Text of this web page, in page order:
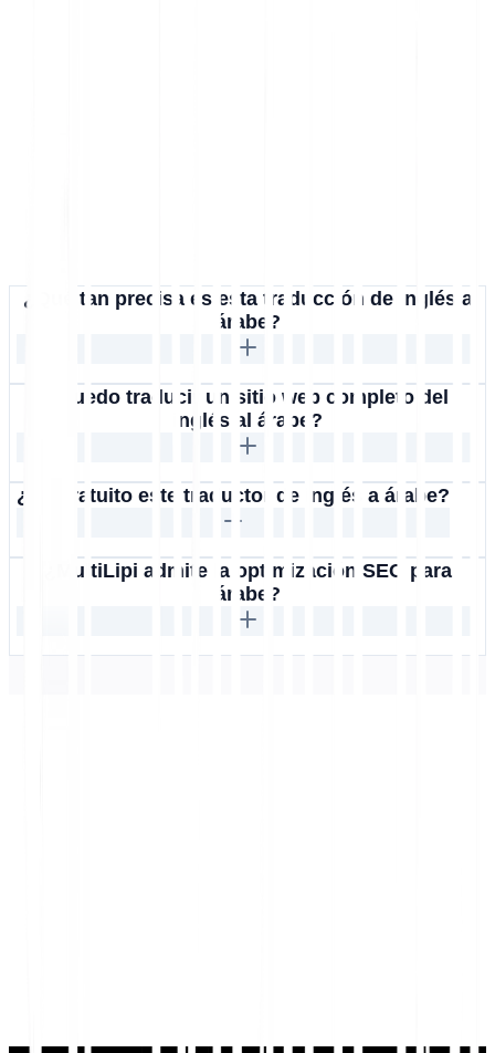
¿Qué tan precisa es esta traducción de inglés a
árabe?
¿Puedo traducir un sitio web completo del
inglés al árabe?
¿Es gratuito este traductor de inglés a árabe?
¿MultiLipi admite la optimización SEO para
árabe?